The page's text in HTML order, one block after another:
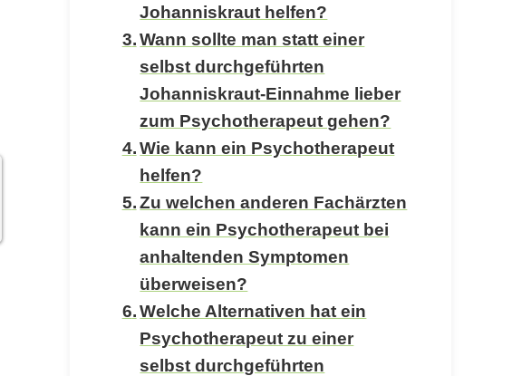
Johanniskraut helfen?
Wann sollte man statt einer
selbst durchgeführten
Johanniskraut-Einnahme lieber
zum Psychotherapeut gehen?
Wie kann ein Psychotherapeut
helfen?
Zu welchen anderen Fachärzten
kann ein Psychotherapeut bei
anhaltenden Symptomen
überweisen?
Welche Alternativen hat ein
Psychotherapeut zu einer
selbst durchgeführten